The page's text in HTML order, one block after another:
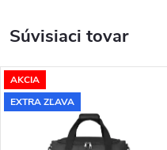
Súvisiaci tovar
AKCIA
EXTRA ZĽAVA